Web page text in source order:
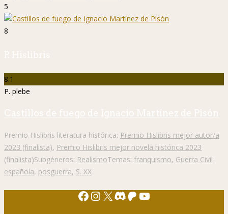
5
8
P. Hislibris
8.1
P. plebe
Castillos de fuego de Ignacio Martínez de Pisón
Premio Hislibris literatura histórica: Premio Hislibris mejor autor/a
2023 (finalista), Premio Hislibris mejor novela histórica 2023
(finalista)Subgéneros: RealismoTemas: franquismo, Guerra Civil
española, posguerra, S. XX
Facebook
Instagram
X Discord
Patreon
YouTube